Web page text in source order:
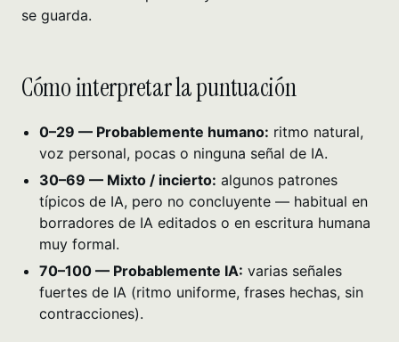
se guarda.
Cómo interpretar la puntuación
0–29 — Probablemente humano: ritmo natural,
voz personal, pocas o ninguna señal de IA.
30–69 — Mixto / incierto: algunos patrones
típicos de IA, pero no concluyente — habitual en
borradores de IA editados o en escritura humana
muy formal.
70–100 — Probablemente IA: varias señales
fuertes de IA (ritmo uniforme, frases hechas, sin
contracciones).